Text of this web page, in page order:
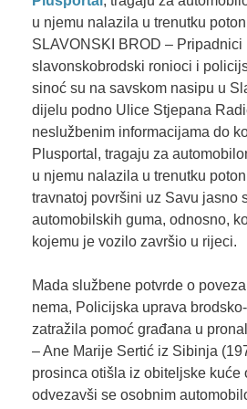
u njemu nalazila u trenutku
SLAVONSKI BROD – Pripadnici
slavonskobrodski ronioci i
sinoć su na savskom nasipu u
dijelu podno Ulice Stjepana
neslužbenim informacijama do
Plusportal, tragaju za
u njemu nalazila u trenutku
travnatoj površini uz Savu jasno
automobilskih guma, odnosno,
kojemu je vozilo završio u rijeci.
Mada službene potvrde o
nema, Policijska uprava
zatražila pomoć građana u
– Ane Marije Sertić iz Sibinja
prosinca otišla iz obiteljske kuće
odvezavši se osobnim